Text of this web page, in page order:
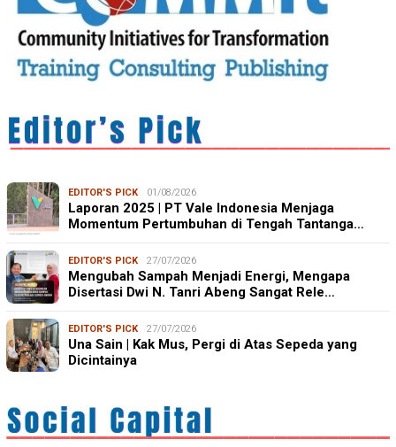
EDITOR'S PICK 01/08/2026
Laporan 2025 | PT Vale Indonesia Menjaga
Momentum Pertumbuhan di Tengah Tantanga…
EDITOR'S PICK 27/07/2026
Mengubah Sampah Menjadi Energi, Mengapa
Disertasi Dwi N. Tanri Abeng Sangat Rele…
EDITOR'S PICK 27/07/2026
Una Sain | Kak Mus, Pergi di Atas Sepeda yang
Dicintainya